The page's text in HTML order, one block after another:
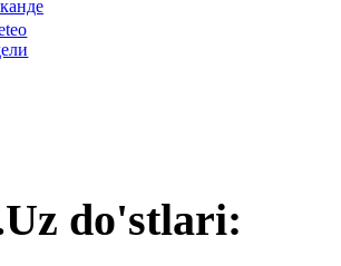
do'stlari: